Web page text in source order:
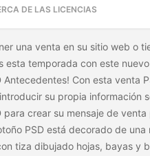
DE LAS LICENCIAS
una venta en su sitio web o
esta temporada con este
Antecedentes! Con esta venta
su propia información
para crear su mensaje de venta
PSD está decorado de una
tiza dibujado hojas, bayas y